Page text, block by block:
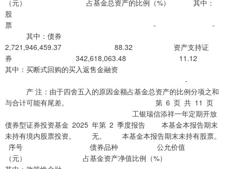
（元） 占基金总资产的比例（%） 其中：
股
票 - -
其中：债券
2,721,946,459.37 88.32 资产支持证
券 342,618,063.48 11.12
其中：买断式回购的买入返售金融资
-
产 注：由于四舍五入的原因金额占基金总资产的比例分项之和
与合计可能有尾差。 第 6 页 共 11 页
工银瑞信添祥一年定期开放
债券型证券投资基金 2025 年第 2 季度报告 本基金本报告期末
未持有境内股票投资。 无。 本基金本报告期末未持有股票。
序号 债券品种 公允价值
（元） 占基金资产净值比例（%）